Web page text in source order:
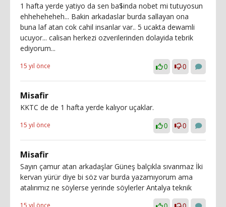
1 hafta yerde yatiyo da sen ba$inda nobet mi tutuyosun
ehheheheheh... Bakin arkadaslar burda sallayan ona
buna laf atan cok cahil insanlar var.. 5 ucakta dewamli
ucuyor... calisan herkezi ozverilerinden dolayida tebrik
ediyorum...
15 yıl önce 0 0
Misafir
KKTC de de 1 hafta yerde kalıyor uçaklar.
15 yıl önce 0 0
Misafir
Sayın çamur atan arkadaşlar Güneş balçıkla sıvanmaz İki
kervan yürür diye bi söz var burda yazamıyorum ama
atalırımız ne söylerse yerinde söylerler Antalya teknik
15 yıl önce